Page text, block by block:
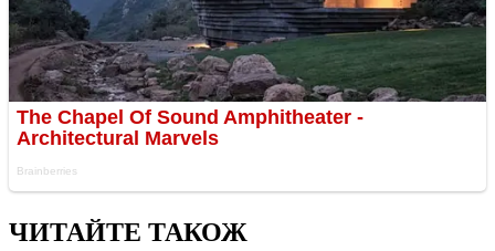
ЧИТАЙТЕ ТАКОЖ